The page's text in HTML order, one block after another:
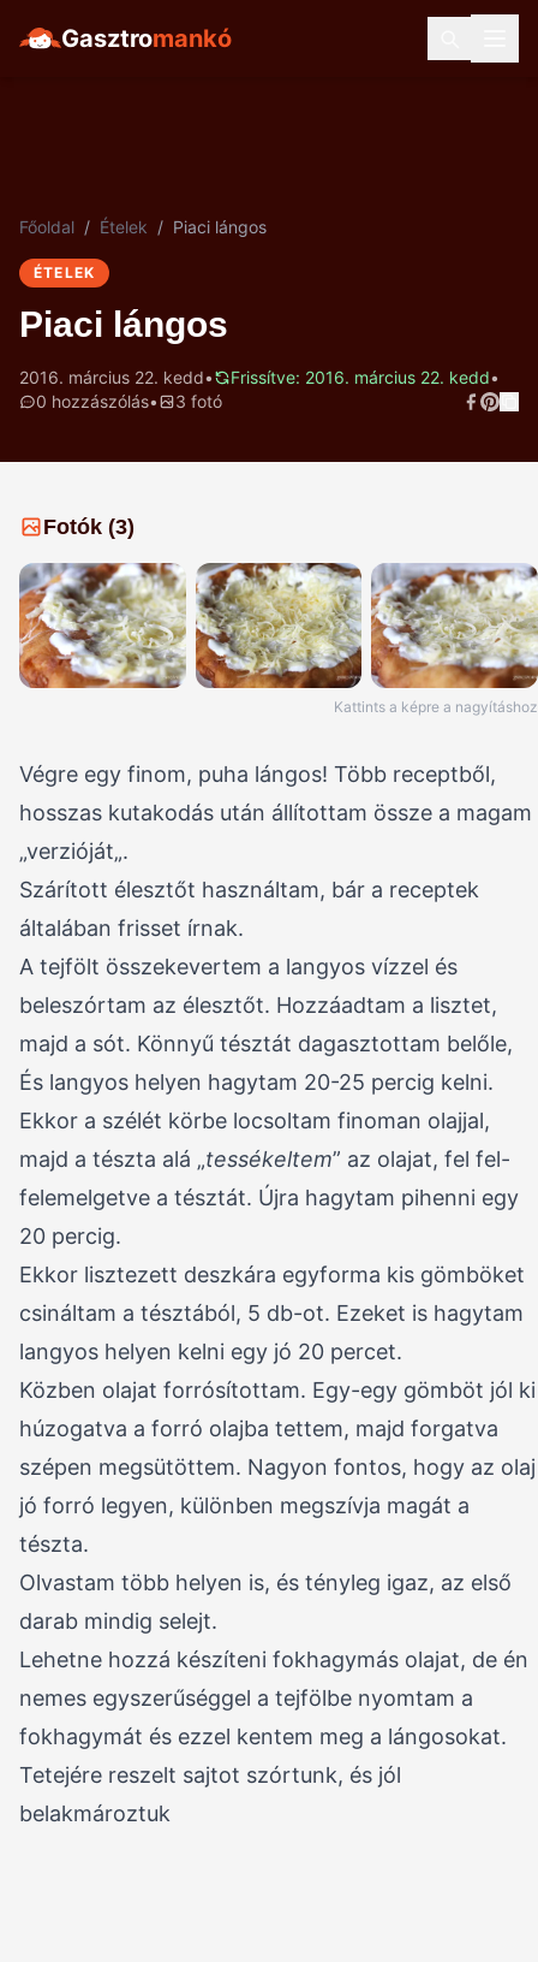
Gasztromankó
Főoldal / Ételek / Piaci lángos
ÉTELEK
Piaci lángos
2016. március 22. kedd• Frissítve: 2016. március 22. kedd•
0 hozzászólás• 3 fotó
Fotók (3)
Kattints a képre a nagyításhoz
Végre egy finom, puha lángos! Több receptből,
hosszas kutakodás után állítottam össze a magam
„verzióját„.
Szárított élesztőt használtam, bár a receptek
általában frisset írnak.
A tejfölt összekevertem a langyos vízzel és
beleszórtam az élesztőt. Hozzáadtam a lisztet,
majd a sót. Könnyű tésztát dagasztottam belőle,
És langyos helyen hagytam 20-25 percig kelni.
Ekkor a szélét körbe locsoltam finoman olajjal,
majd a tészta alá „tessékeltem” az olajat, fel fel-
felemelgetve a tésztát. Újra hagytam pihenni egy
20 percig.
Ekkor lisztezett deszkára egyforma kis gömböket
csináltam a tésztából, 5 db-ot. Ezeket is hagytam
langyos helyen kelni egy jó 20 percet.
Közben olajat forrósítottam. Egy-egy gömböt jól ki
húzogatva a forró olajba tettem, majd forgatva
szépen megsütöttem. Nagyon fontos, hogy az olaj
jó forró legyen, különben megszívja magát a
tészta.
Olvastam több helyen is, és tényleg igaz, az első
darab mindig selejt.
Lehetne hozzá készíteni fokhagymás olajat, de én
nemes egyszerűséggel a tejfölbe nyomtam a
fokhagymát és ezzel kentem meg a lángosokat.
Tetejére reszelt sajtot szórtunk, és jól
belakmároztuk